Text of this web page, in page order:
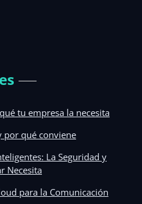
tu empresa la necesita
por qué conviene
La Seguridad y
Necesita
para la Comunicación